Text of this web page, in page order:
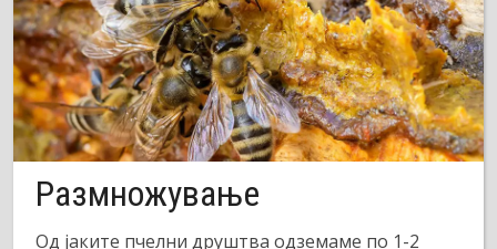
Размножување
Од јаките пчелни друштва одземаме по 1-2